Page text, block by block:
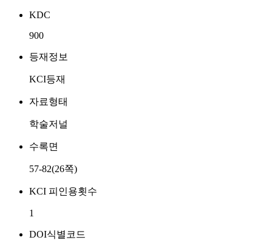
KDC
900
등재정보
KCI등재
자료형태
학술저널
수록면
57-82(26쪽)
KCI 피인용횟수
1
DOI식별코드